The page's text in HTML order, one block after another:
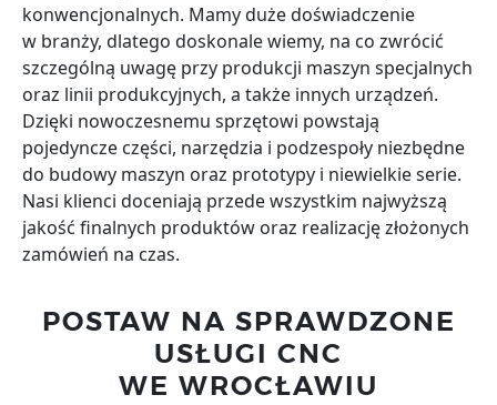
konwencjonalnych. Mamy duże doświadczenie
w branży, dlatego doskonale wiemy, na co zwrócić
szczególną uwagę przy produkcji maszyn specjalnych
oraz linii produkcyjnych, a także innych urządzeń.
Dzięki nowoczesnemu sprzętowi powstają
pojedyncze części, narzędzia i podzespoły niezbędne
do budowy maszyn oraz prototypy i niewielkie serie.
Nasi klienci doceniają przede wszystkim najwyższą
jakość finalnych produktów oraz realizację złożonych
zamówień na czas.
POSTAW NA SPRAWDZONE
USŁUGI CNC
WE WROCŁAWIU